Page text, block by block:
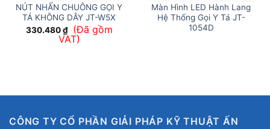
NÚT NHẤN CHUÔNG GỌI Y
TÁ KHÔNG DÂY JT-W5X
330.480₫ (Đã gồm
VAT)
Màn Hình LED Hành Lang
Hệ Thống Gọi Y Tá JT-
1054D
CÔNG TY CỔ PHẦN GIẢI PHÁP KỸ THUẬT ẤN